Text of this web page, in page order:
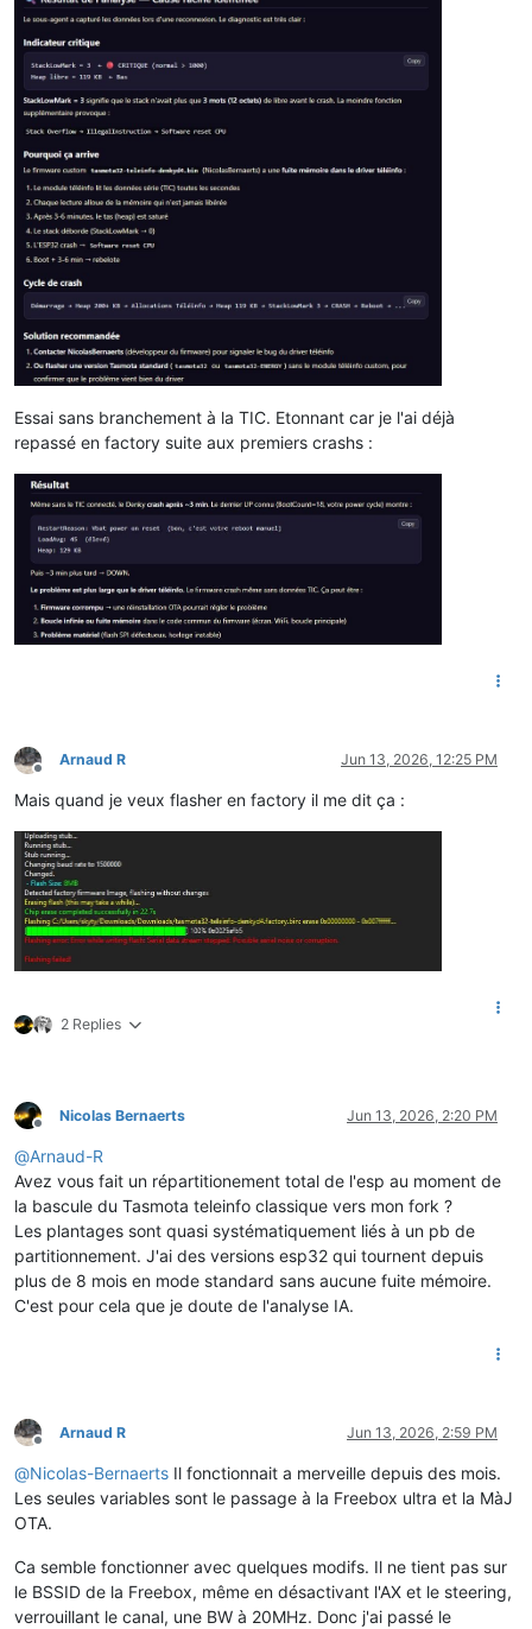
Essai sans branchement à la TIC. Etonnant car je l'ai déjà
repassé en factory suite aux premiers crashs :
Offline
Arnaud R Jun 13, 2026, 12:25 PM
Mais quand je veux flasher en factory il me dit ça :
2 Replies
Offline
Nicolas Bernaerts Jun 13, 2026, 2:20 PM
@Arnaud-R
Avez vous fait un répartitionement total de l'esp au moment de
la bascule du Tasmota teleinfo classique vers mon fork ?
Les plantages sont quasi systématiquement liés à un pb de
partitionnement. J'ai des versions esp32 qui tournent depuis
plus de 8 mois en mode standard sans aucune fuite mémoire.
C'est pour cela que je doute de l'analyse IA.
Offline
Arnaud R Jun 13, 2026, 2:59 PM
@Nicolas-Bernaerts Il fonctionnait a merveille depuis des mois.
Les seules variables sont le passage à la Freebox ultra et la MàJ
OTA.
Ca semble fonctionner avec quelques modifs. Il ne tient pas sur
le BSSID de la Freebox, même en désactivant l'AX et le steering,
verrouillant le canal, une BW à 20MHz. Donc j'ai passé le